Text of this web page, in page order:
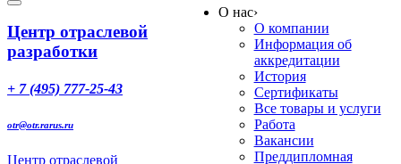
Toggle
Центр отраслевой
разработки
+ 7 (495) 777-25-43
otr@otr.rarus.ru
Центр отраслевой
О нас›
О компании
Информация об
аккредитации
История
Сертификаты
Все товары и услуги
Работа
Вакансии
Преддипломная